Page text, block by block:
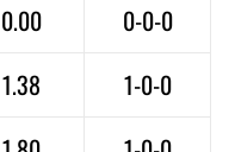
0.00 0-0-0
1.38 1-0-0